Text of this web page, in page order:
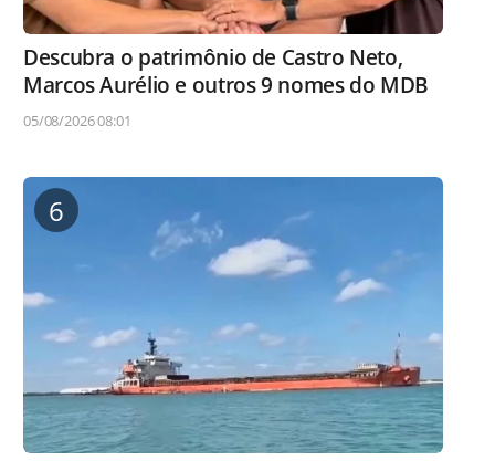
Descubra o patrimônio de Castro Neto,
Marcos Aurélio e outros 9 nomes do MDB
05/08/2026 08:01
6